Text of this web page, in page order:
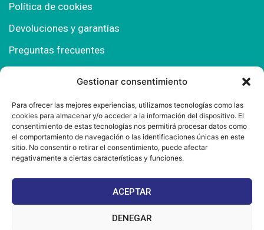
Gestionar consentimiento
Para ofrecer las mejores experiencias, utilizamos tecnologías como las
cookies para almacenar y/o acceder a la información del dispositivo. El
consentimiento de estas tecnologías nos permitirá procesar datos como
el comportamiento de navegación o las identificaciones únicas en este
sitio. No consentir o retirar el consentimiento, puede afectar
negativamente a ciertas características y funciones.
ACEPTAR
DENEGAR
Política de cookies
Devoluciones y garantías
Preguntas frecuentes
Polígono Comercial Urbisur (Cita previa) 11130
Chiclana de la Fra. (Cádiz)
667 457 908
info@mantonesdelsur.com
mantonesdelsur@gmail.com